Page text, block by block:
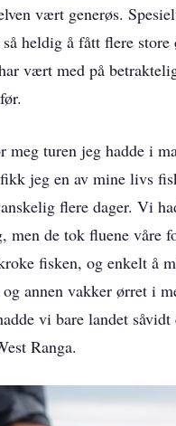
vært generøs.
heldig å fått flere store
vært med på
meg turen jeg hadde i
jeg en av mine livs
flere dager. Vi
men de tok fluene våre
fisken, og enkelt å
annen vakker ørret i
vi bare landet
Ranga.